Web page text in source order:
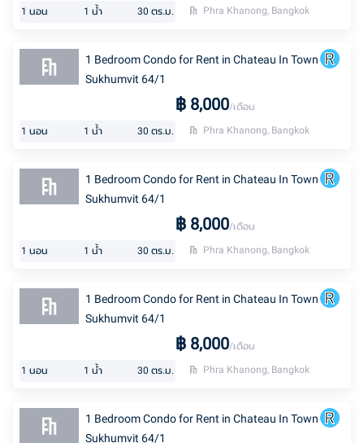
1 นอน 1 น้ำ 30 ตร.ม. Phra Khanong, Bangkok
1 Bedroom Condo for Rent in Chateau In Town
Sukhumvit 64/1
฿ 8,000/เดือน
1 นอน 1 น้ำ 30 ตร.ม. Phra Khanong, Bangkok
1 Bedroom Condo for Rent in Chateau In Town
Sukhumvit 64/1
฿ 8,000/เดือน
1 นอน 1 น้ำ 30 ตร.ม. Phra Khanong, Bangkok
1 Bedroom Condo for Rent in Chateau In Town
Sukhumvit 64/1
฿ 8,000/เดือน
1 นอน 1 น้ำ 30 ตร.ม. Phra Khanong, Bangkok
1 Bedroom Condo for Rent in Chateau In Town
Sukhumvit 64/1